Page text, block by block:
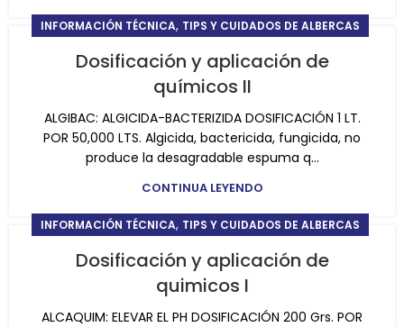
INFORMACIÓN TÉCNICA, TIPS Y CUIDADOS DE ALBERCAS
Dosificación y aplicación de
químicos II
ALGIBAC: ALGICIDA-BACTERIZIDA DOSIFICACIÓN 1 LT.
POR 50,000 LTS. Algicida, bactericida, fungicida, no
produce la desagradable espuma q...
CONTINUA LEYENDO
INFORMACIÓN TÉCNICA, TIPS Y CUIDADOS DE ALBERCAS
Dosificación y aplicación de
quimicos I
ALCAQUIM: ELEVAR EL PH DOSIFICACIÓN 200 Grs. POR